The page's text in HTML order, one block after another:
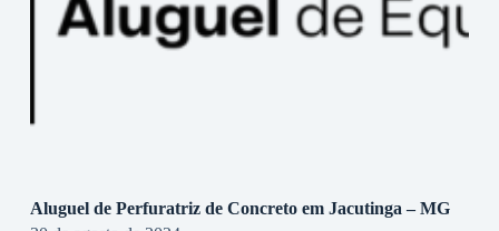
Aluguel de Perfuratriz de Concreto em Jacutinga – MG